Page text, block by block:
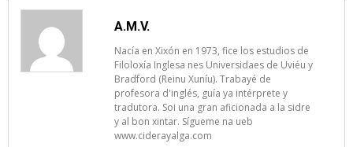
A.M.V.
Nacía en Xixón en 1973, fice los estudios de
Filoloxía Inglesa nes Universidaes de Uviéu y
Bradford (Reinu Xuníu). Trabayé de
profesora d'inglés, guía ya intérprete y
tradutora. Soi una gran aficionada a la sidre
y al bon xintar. Sígueme na ueb
www.ciderayalga.com